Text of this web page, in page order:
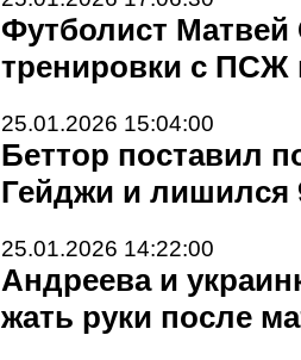
Футболист
тренировки с ПСЖ
25.01.2026 15:04:00
Беттор поставил
Гейджи и лишился
25.01.2026 14:22:00
Андреева и
жать руки после